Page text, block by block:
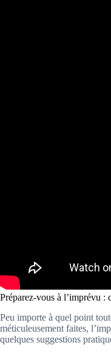
Préparez-vous à l’imprévu :
Peu importe à quel point
méticuleusement faites,
quelques suggestions